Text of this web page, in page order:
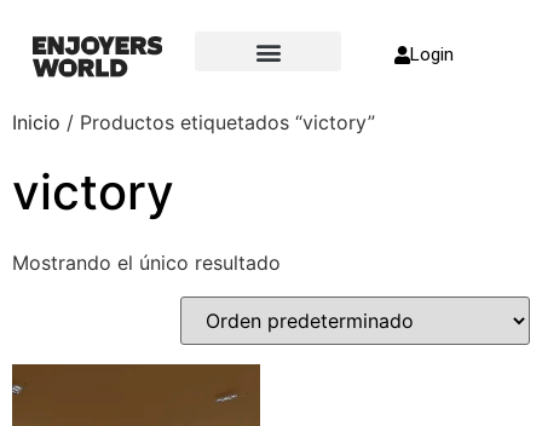
Login
Inicio / Productos etiquetados “victory”
victory
Mostrando el único resultado